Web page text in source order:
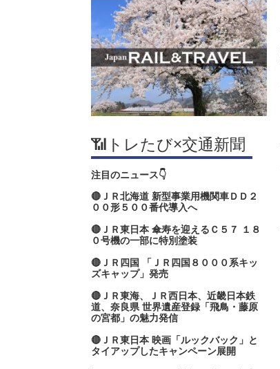
📶トレたび×交通新聞
注目のニュース👇
🔴ＪＲ北海道 新型事業用機関車ＤＤ２
００形５００番代導入へ
🔴ＪＲ東日本 傘寿を迎えるＣ５７ １８
０号機の一部に特別塗装
🔴ＪＲ四国 「ＪＲ四国８０００系キッ
ズキャップ」発売
🔴ＪＲ東海、ＪＲ西日本、近畿日本鉄
道、奈良県 世界遺産登録「飛鳥・藤原
の宮都」の魅力発信
🔴ＪＲ東日本 映画「ルックバック」と
タイアップしたキャンペーン展開